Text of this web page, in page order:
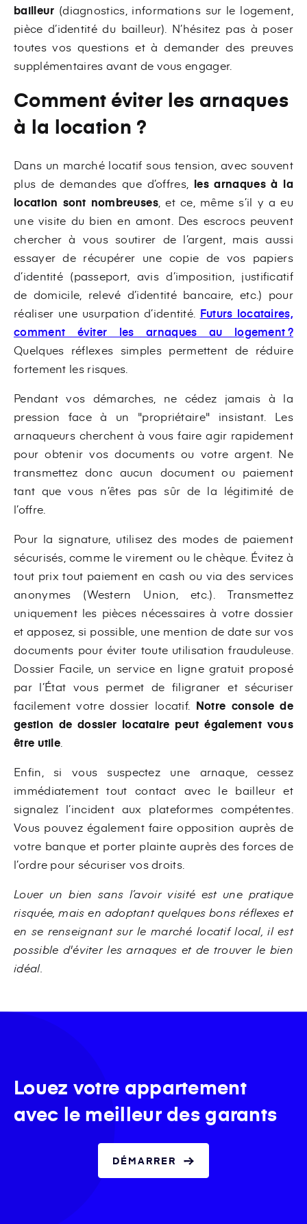
bailleur (diagnostics, informations sur le logement,
pièce d’identité du bailleur). N’hésitez pas à poser
toutes vos questions et à demander des preuves
supplémentaires avant de vous engager.
Comment éviter les arnaques
à la location ?
Dans un marché locatif sous tension, avec souvent
plus de demandes que d’offres, les arnaques à la
location sont nombreuses, et ce, même s’il y a eu
une visite du bien en amont. Des escrocs peuvent
chercher à vous soutirer de l’argent, mais aussi
essayer de récupérer une copie de vos papiers
d’identité (passeport, avis d’imposition, justificatif
de domicile, relevé d’identité bancaire, etc.) pour
réaliser une usurpation d’identité. Futurs locataires,
comment éviter les arnaques au logement ?
Quelques réflexes simples permettent de réduire
fortement les risques.
Pendant vos démarches, ne cédez jamais à la
pression face à un "propriétaire" insistant. Les
arnaqueurs cherchent à vous faire agir rapidement
pour obtenir vos documents ou votre argent. Ne
transmettez donc aucun document ou paiement
tant que vous n’êtes pas sûr de la légitimité de
l’offre.
Pour la signature, utilisez des modes de paiement
sécurisés, comme le virement ou le chèque. Évitez à
tout prix tout paiement en cash ou via des services
anonymes (Western Union, etc.). Transmettez
uniquement les pièces nécessaires à votre dossier
et apposez, si possible, une mention de date sur vos
documents pour éviter toute utilisation frauduleuse.
Dossier Facile, un service en ligne gratuit proposé
par l’État vous permet de filigraner et sécuriser
facilement votre dossier locatif. Notre console de
gestion de dossier locataire peut également vous
être utile
Enfin, si vous suspectez une arnaque, cessez
immédiatement tout contact avec le bailleur et
signalez l’incident aux plateformes compétentes.
Vous pouvez également faire opposition auprès de
votre banque et porter plainte auprès des forces de
l’ordre pour sécuriser vos droits.
Louer un bien sans l’avoir visité est une pratique
risquée, mais en adoptant quelques bons réflexes et
en se renseignant sur le marché locatif local, il est
possible d'éviter les arnaques et de trouver le bien
idéal.
Louez votre appartement
avec le meilleur des garants
DÉMARRER